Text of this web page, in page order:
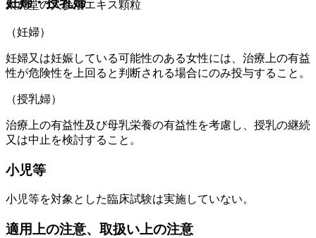
太虎堂の人参湯エキス顆粒
（妊婦）
妊婦又は妊娠している可能性のある女性には、治療上の有益
性が危険性を上回ると判断される場合にのみ投与すること。
（授乳婦）
治療上の有益性及び母乳栄養の有益性を考慮し、授乳の継続
又は中止を検討すること。
小児等
小児等を対象とした臨床試験は実施していない。
適用上の注意、取扱い上の注意